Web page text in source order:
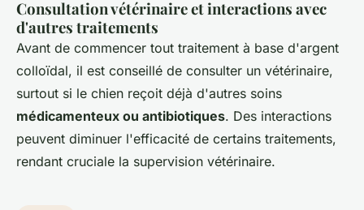
Consultation vétérinaire et interactions avec
d'autres traitements
Avant de commencer tout traitement à base d'argent
colloïdal, il est conseillé de consulter un vétérinaire,
surtout si le chien reçoit déjà d'autres soins
médicamenteux ou antibiotiques. Des interactions
peuvent diminuer l'efficacité de certains traitements,
rendant cruciale la supervision vétérinaire.